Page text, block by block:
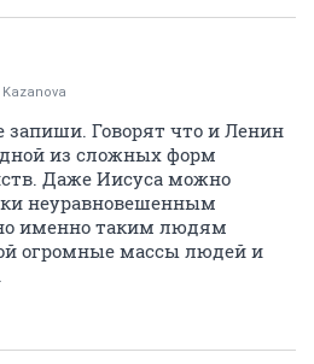
Kazanova
запиши. Говорят что и Ленин
из сложных форм
Даже Иисуса можно
неуравновешенным
именно таким людям
огромные массы людей и